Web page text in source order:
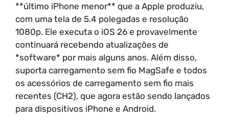
**último iPhone menor** que a Apple produziu,
com uma tela de 5.4 polegadas e resolução
1080p. Ele executa o iOS 26 e provavelmente
continuará recebendo atualizações de
*software* por mais alguns anos. Além disso,
suporta carregamento sem fio MagSafe e todos
os acessórios de carregamento sem fio mais
recentes (CH2), que agora estão sendo lançados
para dispositivos iPhone e Android.